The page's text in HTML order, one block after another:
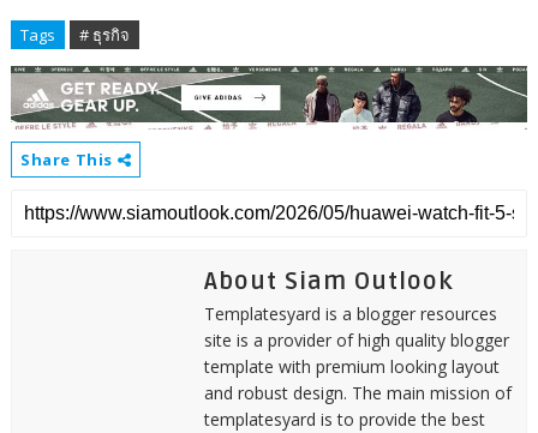
Tags # ธุรกิจ
Share This
About Siam Outlook
Templatesyard is a blogger resources
site is a provider of high quality blogger
template with premium looking layout
and robust design. The main mission of
templatesyard is to provide the best